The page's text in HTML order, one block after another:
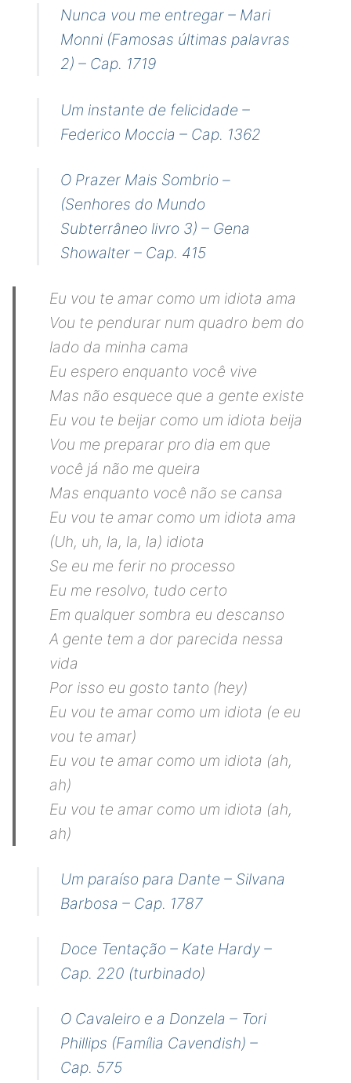
Nunca vou me entregar – Mari
Monni (Famosas últimas palavras
2) – Cap. 1719
Um instante de felicidade –
Federico Moccia – Cap. 1362
O Prazer Mais Sombrio –
(Senhores do Mundo
Subterrâneo livro 3) – Gena
Showalter – Cap. 415
Eu vou te amar como um idiota ama
Vou te pendurar num quadro bem do
lado da minha cama
Eu espero enquanto você vive
Mas não esquece que a gente existe
Eu vou te beijar como um idiota beija
Vou me preparar pro dia em que
você já não me queira
Mas enquanto você não se cansa
Eu vou te amar como um idiota ama
(Uh, uh, la, la, la) idiota
Se eu me ferir no processo
Eu me resolvo, tudo certo
Em qualquer sombra eu descanso
A gente tem a dor parecida nessa
vida
Por isso eu gosto tanto (hey)
Eu vou te amar como um idiota (e eu
vou te amar)
Eu vou te amar como um idiota (ah,
ah)
Eu vou te amar como um idiota (ah,
ah)
Um paraíso para Dante – Silvana
Barbosa – Cap. 1787
Doce Tentação – Kate Hardy –
Cap. 220 (turbinado)
O Cavaleiro e a Donzela – Tori
Phillips (Família Cavendish) –
Cap. 575